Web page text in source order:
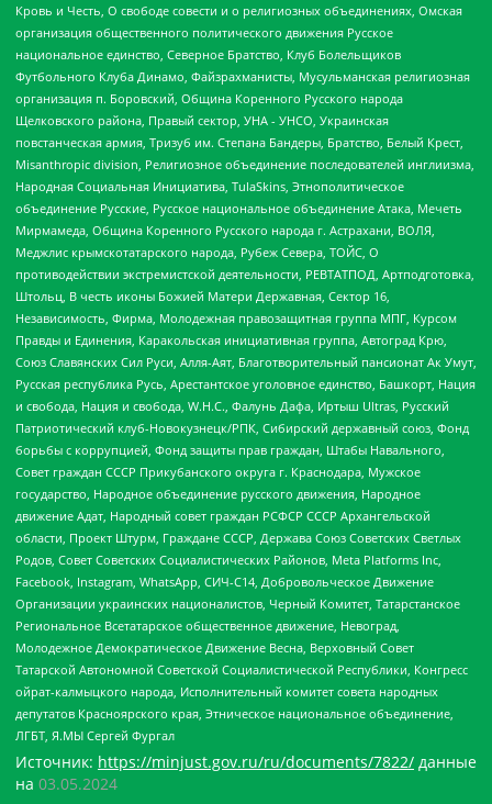
Кровь и Честь, О свободе совести и о религиозных объединениях, Омская
организация общественного политического движения Русское
национальное единство, Северное Братство, Клуб Болельщиков
Футбольного Клуба Динамо, Файзрахманисты, Мусульманская религиозная
организация п. Боровский, Община Коренного Русского народа
Щелковского района, Правый сектор, УНА - УНСО, Украинская
повстанческая армия, Тризуб им. Степана Бандеры, Братство, Белый Крест,
Misanthropic division, Религиозное объединение последователей инглиизма,
Народная Социальная Инициатива, TulaSkins, Этнополитическое
объединение Русские, Русское национальное объединение Атака, Мечеть
Мирмамеда, Община Коренного Русского народа г. Астрахани, ВОЛЯ,
Меджлис крымскотатарского народа, Рубеж Севера, ТОЙС, О
противодействии экстремистской деятельности, РЕВТАТПОД, Артподготовка,
Штольц, В честь иконы Божией Матери Державная, Сектор 16,
Независимость, Фирма, Молодежная правозащитная группа МПГ, Курсом
Правды и Единения, Каракольская инициативная группа, Автоград Крю,
Союз Славянских Сил Руси, Алля-Аят, Благотворительный пансионат Ак Умут,
Русская республика Русь, Арестантское уголовное единство, Башкорт, Нация
и свобода, Нация и свобода, W.H.С., Фалунь Дафа, Иртыш Ultras, Русский
Патриотический клуб-Новокузнецк/РПК, Сибирский державный союз, Фонд
борьбы с коррупцией, Фонд защиты прав граждан, Штабы Навального,
Совет граждан СССР Прикубанского округа г. Краснодара, Мужское
государство, Народное объединение русского движения, Народное
движение Адат, Народный совет граждан РСФСР СССР Архангельской
области, Проект Штурм, Граждане СССР, Держава Союз Советских Светлых
Родов, Совет Советских Социалистических Районов, Meta Platforms Inc,
Facebook, Instagram, WhatsApp, СИЧ-С14, Добровольческое Движение
Организации украинских националистов, Черный Комитет, Татарстанское
Региональное Всетатарское общественное движение, Невоград,
Молодежное Демократическое Движение Весна, Верховный Совет
Татарской Автономной Советской Социалистической Республики, Конгресс
ойрат-калмыцкого народа, Исполнительный комитет совета народных
депутатов Красноярского края, Этническое национальное объединение,
ЛГБТ, Я.МЫ Сергей Фургал
Источник: https://minjust.gov.ru/ru/documents/7822/ данные
на 03.05.2024